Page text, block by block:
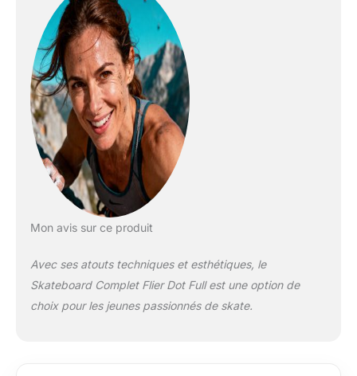
Mon avis sur ce produit
Avec ses atouts techniques et esthétiques, le
Skateboard Complet Flier Dot Full est une option de
choix pour les jeunes passionnés de skate.